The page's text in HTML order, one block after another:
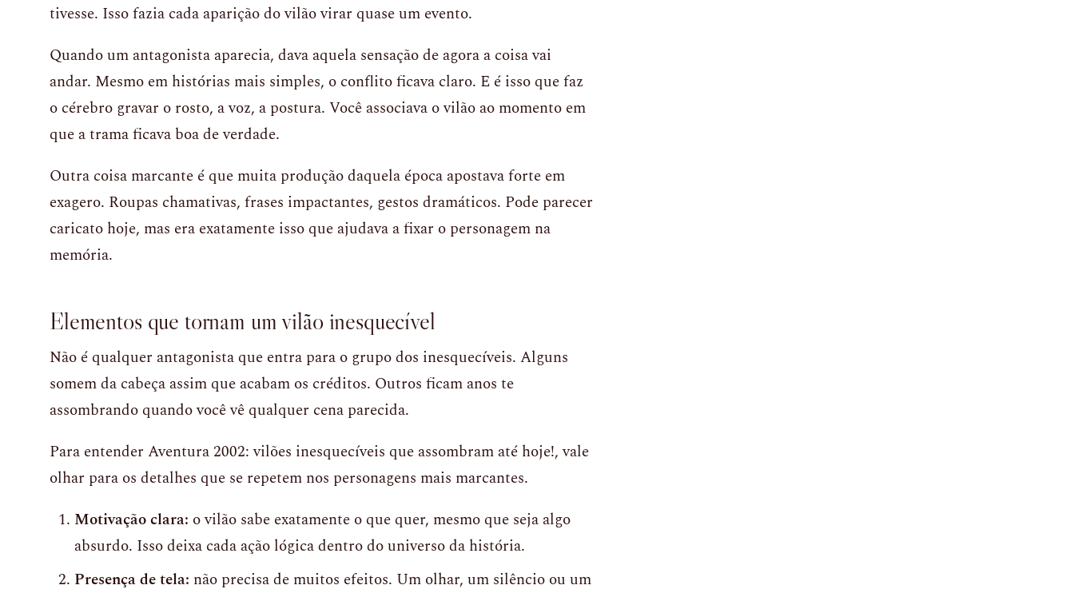
tivesse. Isso fazia cada aparição do vilão virar quase um evento.
Quando um antagonista aparecia, dava aquela sensação de agora a coisa vai
andar. Mesmo em histórias mais simples, o conflito ficava claro. E é isso que faz
o cérebro gravar o rosto, a voz, a postura. Você associava o vilão ao momento em
que a trama ficava boa de verdade.
Outra coisa marcante é que muita produção daquela época apostava forte em
exagero. Roupas chamativas, frases impactantes, gestos dramáticos. Pode parecer
caricato hoje, mas era exatamente isso que ajudava a fixar o personagem na
memória.
Elementos que tornam um vilão inesquecível
Não é qualquer antagonista que entra para o grupo dos inesquecíveis. Alguns
somem da cabeça assim que acabam os créditos. Outros ficam anos te
assombrando quando você vê qualquer cena parecida.
Para entender Aventura 2002: vilões inesquecíveis que assombram até hoje!, vale
olhar para os detalhes que se repetem nos personagens mais marcantes.
Motivação clara: o vilão sabe exatamente o que quer, mesmo que seja algo
absurdo. Isso deixa cada ação lógica dentro do universo da história.
Presença de tela: não precisa de muitos efeitos. Um olhar, um silêncio ou um